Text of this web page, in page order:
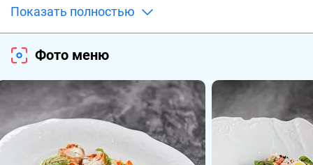
современным дизайном. Мы создали место,
в котором ощущается глубина истории и
одновременно — свежесть нового взгляда на
привычные вкусы. Натуральные материалы,
живая зелень, мягкие природные оттенки —
всё здесь говорит на языке доверия и уюта.
Наш шеф-повар совершенствовал мастерство
Показать полностью
Фото меню